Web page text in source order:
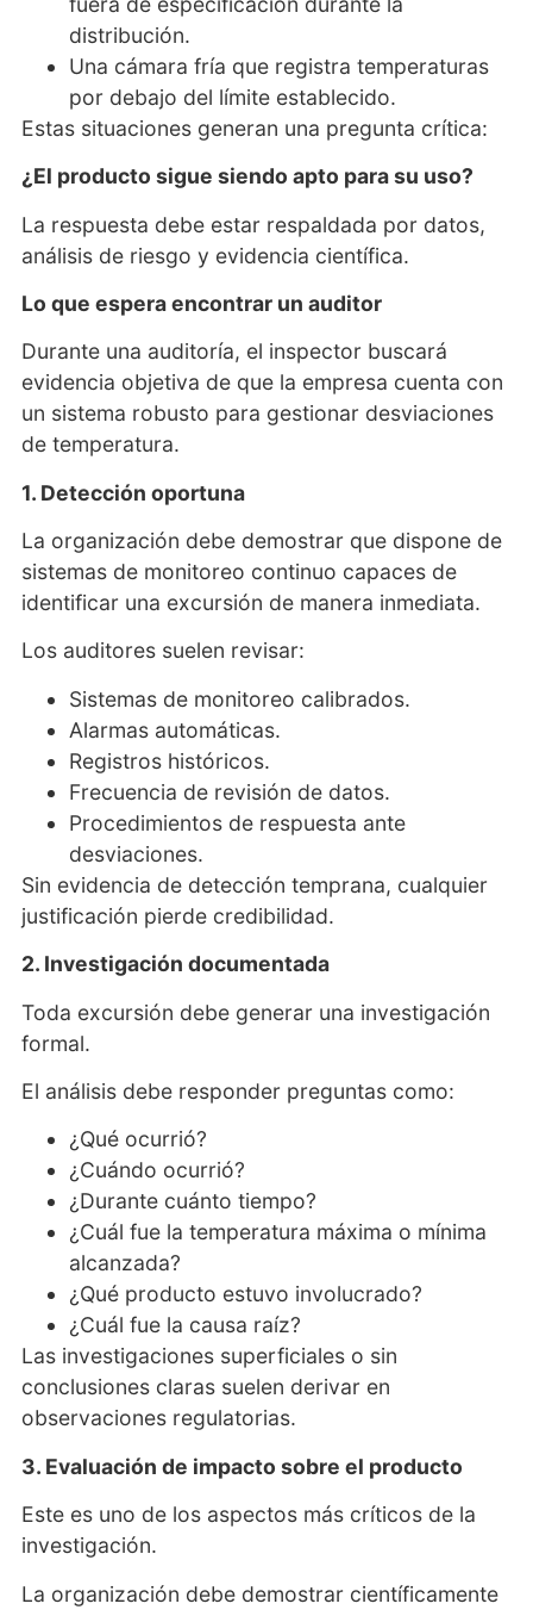
distribución.
Una cámara fría que registra temperaturas
por debajo del límite establecido.
Estas situaciones generan una pregunta crítica:
¿El producto sigue siendo apto para su uso?
La respuesta debe estar respaldada por datos,
análisis de riesgo y evidencia científica.
Lo que espera encontrar un auditor
Durante una auditoría, el inspector buscará
evidencia objetiva de que la empresa cuenta con
un sistema robusto para gestionar desviaciones
de temperatura.
1. Detección oportuna
La organización debe demostrar que dispone de
sistemas de monitoreo continuo capaces de
identificar una excursión de manera inmediata.
Los auditores suelen revisar:
Sistemas de monitoreo calibrados.
Alarmas automáticas.
Registros históricos.
Frecuencia de revisión de datos.
Procedimientos de respuesta ante
desviaciones.
Sin evidencia de detección temprana, cualquier
justificación pierde credibilidad.
2. Investigación documentada
Toda excursión debe generar una investigación
formal.
El análisis debe responder preguntas como:
¿Qué ocurrió?
¿Cuándo ocurrió?
¿Durante cuánto tiempo?
¿Cuál fue la temperatura máxima o mínima
alcanzada?
¿Qué producto estuvo involucrado?
¿Cuál fue la causa raíz?
Las investigaciones superficiales o sin
conclusiones claras suelen derivar en
observaciones regulatorias.
3. Evaluación de impacto sobre el producto
Este es uno de los aspectos más críticos de la
investigación.
La organización debe demostrar científicamente